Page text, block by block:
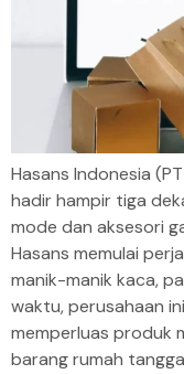
Hasans Indonesia
hadir hampir tiga
mode dan aksesori
Hasans memulai
manik-manik kaca,
waktu, perusahaan
memperluas produk
barang rumah